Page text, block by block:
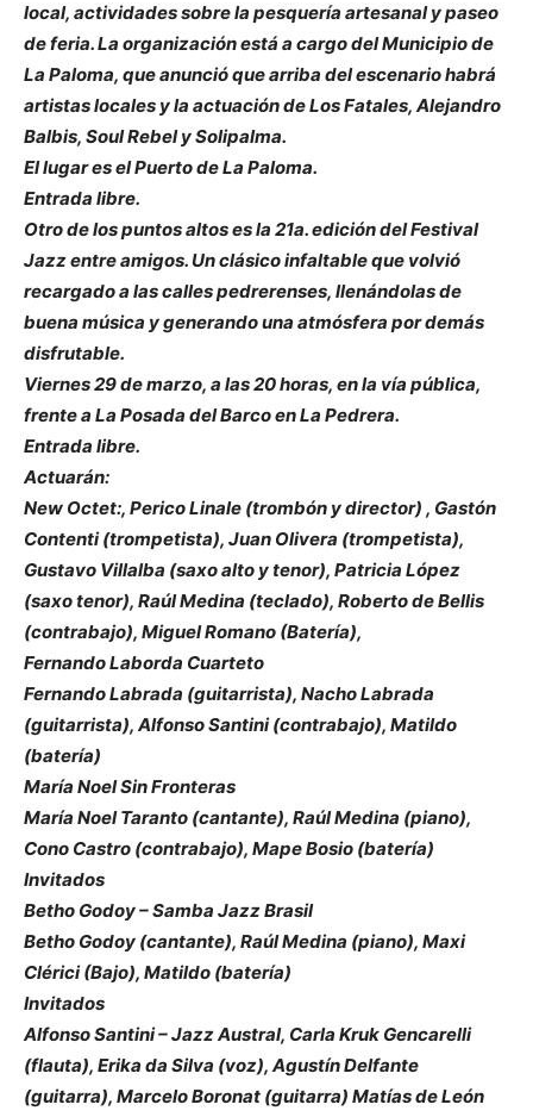
local, actividades sobre la pesquería artesanal y paseo
de feria. La organización está a cargo del Municipio de
La Paloma, que anunció que arriba del escenario habrá
artistas locales y la actuación de Los Fatales, Alejandro
Balbis, Soul Rebel y Solipalma.
El lugar es el Puerto de La Paloma.
Entrada libre.
Otro de los puntos altos es la 21a. edición del Festival
Jazz entre amigos. Un clásico infaltable que volvió
recargado a las calles pedrerenses, llenándolas de
buena música y generando una atmósfera por demás
disfrutable.
Viernes 29 de marzo, a las 20 horas, en la vía pública,
frente a La Posada del Barco en La Pedrera.
Entrada libre.
Actuarán:
New Octet:, Perico Linale (trombón y director) , Gastón
Contenti (trompetista), Juan Olivera (trompetista),
Gustavo Villalba (saxo alto y tenor), Patricia López
(saxo tenor), Raúl Medina (teclado), Roberto de Bellis
(contrabajo), Miguel Romano (Batería),
Fernando Laborda Cuarteto
Fernando Labrada (guitarrista), Nacho Labrada
(guitarrista), Alfonso Santini (contrabajo), Matildo
(batería)
María Noel Sin Fronteras
María Noel Taranto (cantante), Raúl Medina (piano),
Cono Castro (contrabajo), Mape Bosio (batería)
Invitados
Betho Godoy – Samba Jazz Brasil
Betho Godoy (cantante), Raúl Medina (piano), Maxi
Clérici (Bajo), Matildo (batería)
Invitados
Alfonso Santini – Jazz Austral, Carla Kruk Gencarelli
(flauta), Erika da Silva (voz), Agustín Delfante
(guitarra), Marcelo Boronat (guitarra) Matías de León